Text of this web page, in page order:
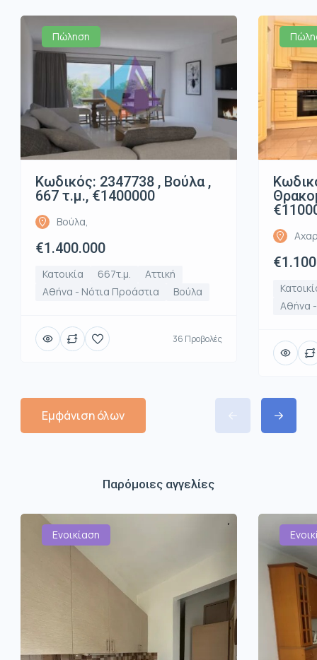
Πώληση
Κωδικός: 2347738 , Βούλα ,
667 τ.μ., €1400000
Βούλα,
€1.400.000
Κατοικία 667τ.μ.
Αττική
Αθήνα - Νότια Προάστια
Βούλα
36 Προβολές
Αθήνα
Εμφάνιση όλων
Παρόμοιες αγγελίες
Ενοικίαση